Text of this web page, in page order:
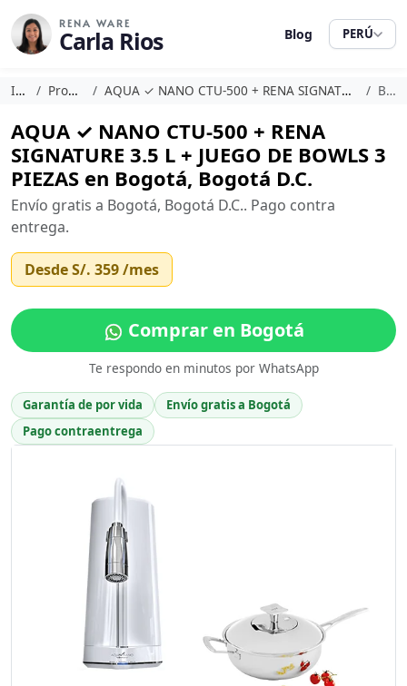
RENA WARE
Carla Rios Blog PERÚ
Inicio Promociones AQUA ✓ NANO CTU-500 + RENA SIGNATURE 3.5 L + JUEGO DE BOWLS 3 PIEZAS Bogotá
AQUA ✓ NANO CTU-500 + RENA
SIGNATURE 3.5 L + JUEGO DE BOWLS 3
PIEZAS en Bogotá, Bogotá D.C.
Envío gratis a Bogotá, Bogotá D.C.. Pago contra
entrega.
DesdeS/. 359/mes
Comprar en Bogotá
Te respondo en minutos por WhatsApp
Garantía de por vida
Envío gratis a Bogotá
Pago contraentrega